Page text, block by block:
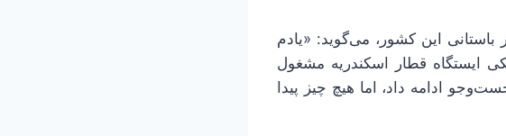
این کشور، می‌گوید: «یادم
در نزدیکی ایستگاه قطار اسکندریه مشغول
ادامه داد، اما هیچ چیز پیدا